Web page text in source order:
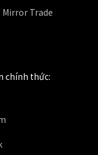
Mirror Trade
chính thức: